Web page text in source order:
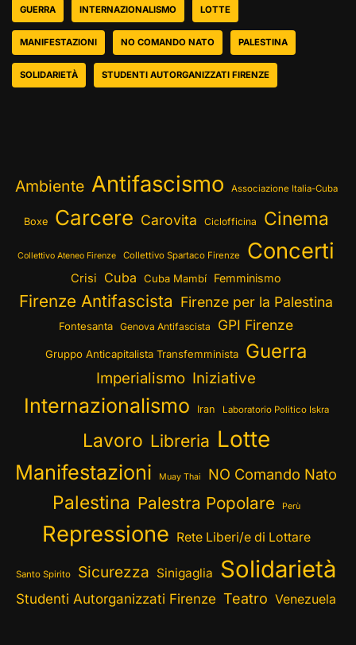
GUERRA INTERNAZIONALISMO LOTTE
MANIFESTAZIONI NO COMANDO NATO PALESTINA
SOLIDARIETÀ STUDENTI AUTORGANIZZATI FIRENZE
Ambiente Antifascismo Associazione Italia-Cuba
Boxe Carcere Carovita Ciclofficina Cinema
Collettivo Ateneo Firenze Collettivo Spartaco Firenze Concerti
Crisi Cuba Cuba Mambí Femminismo
Firenze Antifascista Firenze per la Palestina
Fontesanta Genova Antifascista GPI Firenze
Gruppo Anticapitalista Transfemminista Guerra
Imperialismo Iniziative
Internazionalismo Iran Laboratorio Politico Iskra
Lavoro Libreria Lotte
Manifestazioni Muay Thai NO Comando Nato
Palestina Palestra Popolare Perù
Repressione Rete Liberi/e di Lottare
Santo Spirito Sicurezza Sinigaglia Solidarietà
Studenti Autorganizzati Firenze Teatro Venezuela